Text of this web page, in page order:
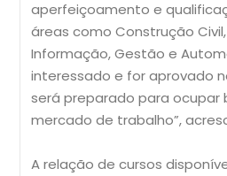
aperfeiçoamento e
áreas como Construção
Informação, Gestão e
interessado e for aprovado
será preparado para ocupar
mercado de trabalho”,
A relação de cursos